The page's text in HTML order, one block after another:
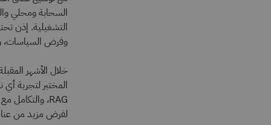
السحابة ومحلي
التشغيلية. إذن
وفرض السياسات،
لفرض مزيد من